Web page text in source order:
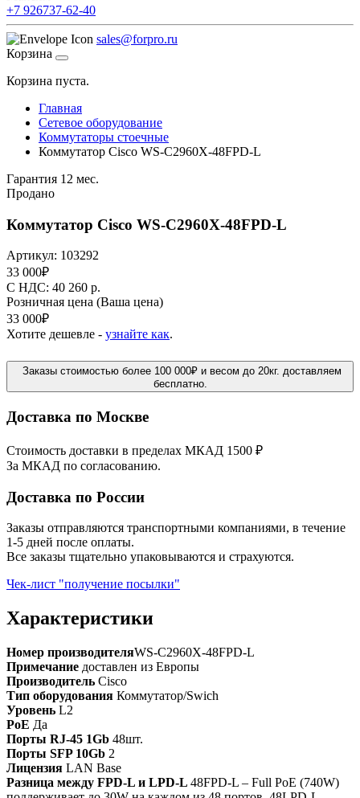
+7 926737-62-40
sales@forpro.ru
Корзина
Корзина пуста.
Главная
Сетевое оборудование
Коммутаторы стоечные
Коммутатор Cisco WS-C2960X-48FPD-L
Гарантия 12 мес.
Продано
Коммутатор Cisco WS-C2960X-48FPD-L
Артикул: 103292
33 000₽
C НДС: 40 260 р.
Розничная цена (Ваша цена)
33 000₽
Хотите дешевле - узнайте как.
Заказы стоимостью более 100 000₽ и весом до 20кг. доставляем
бесплатно.
Доставка по Москве
Стоимость доставки в пределах МКАД 1500 ₽
За МКАД по согласованию.
Доставка по России
Заказы отправляются транспортными компаниями, в течение
1-5 дней после оплаты.
Все заказы тщательно упаковываются и страхуются.
Чек-лист "получение посылки"
Характеристики
Номер производителяWS-C2960X-48FPD-L
Примечание доставлен из Европы
Производитель Cisco
Тип оборудования Коммутатор/Swich
Уровень L2
PoE Да
Порты RJ-45 1Gb 48шт.
Порты SFP 10Gb 2
Лицензия LAN Base
Разница между FPD-L и LPD-L 48FPD-L – Full PoE (740W)